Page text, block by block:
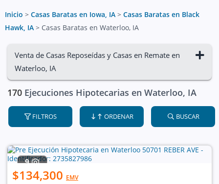
Inicio > Casas Baratas en Iowa, IA > Casas Baratas en Black
Hawk, IA > Casas Baratas en Waterloo, IA
Venta de Casas Reposeídas y Casas en Remate en
Waterloo, IA
170 Ejecuciones Hipotecarias en Waterloo, IA
FILTROS ORDENAR BUSCAR
9
$134,300 EMV